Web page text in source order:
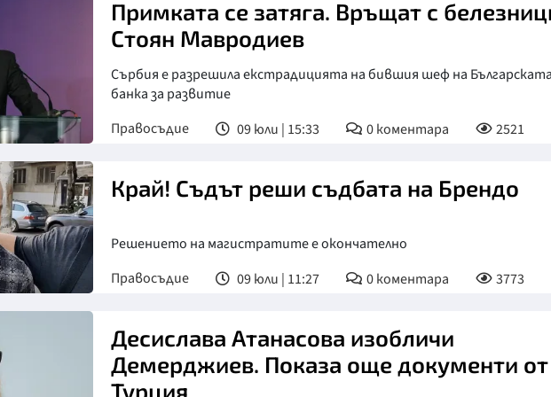
Примката се затяга. Връщат с
Стоян Мавродиев
Сърбия е разрешила екстрадицията на бившия шеф на
банка за развитие
Правосъдие
09 юли | 15:33 0коментара 2521
Край! Съдът реши съдбата на Брендо
Решението на магистратите е окончателно
Правосъдие
09 юли | 11:27 0коментара 3773
Десислава Атанасова изобличи
Демерджиев. Показа още документи от
Турция